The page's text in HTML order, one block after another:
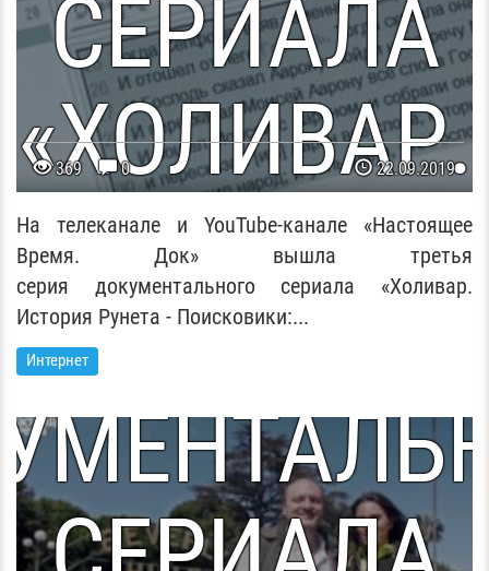
СЕРИАЛА
«ХОЛИВАР.
369 0 22.09.2019
На телеканале и YouTube-канале «Настоящее
Время. Док» вышла третья
серия документального сериала «Холивар.
История Рунета - Поисковики:...
Интернет